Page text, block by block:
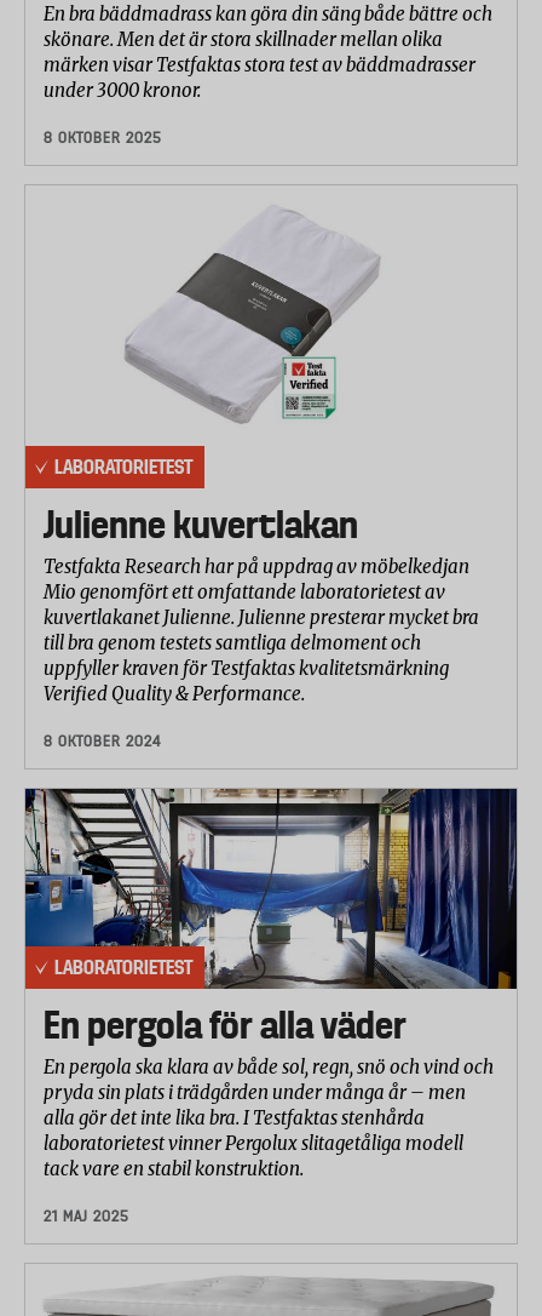
En bra bäddmadrass kan göra din säng både bättre och
skönare. Men det är stora skillnader mellan olika
märken visar Testfaktas stora test av bäddmadrasser
under 3000 kronor.
8 OKTOBER 2025
LABORATORIETEST
Julienne kuvertlakan
Testfakta Research har på uppdrag av möbelkedjan
Mio genomfört ett omfattande laboratorietest av
kuvertlakanet Julienne. Julienne presterar mycket bra
till bra genom testets samtliga delmoment och
uppfyller kraven för Testfaktas kvalitetsmärkning
Verified Quality & Performance.
8 OKTOBER 2024
LABORATORIETEST
En pergola för alla väder
En pergola ska klara av både sol, regn, snö och vind och
pryda sin plats i trädgården under många år – men
alla gör det inte lika bra. I Testfaktas stenhårda
laboratorietest vinner Pergolux slitagetåliga modell
tack vare en stabil konstruktion.
21 MAJ 2025